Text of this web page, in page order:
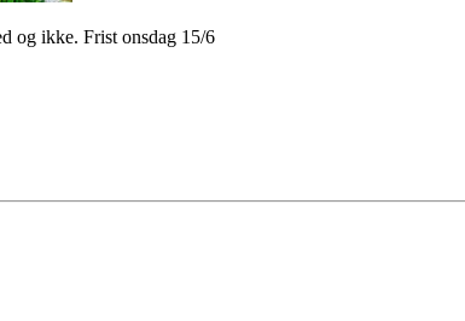
og ikke. Frist onsdag 15/6